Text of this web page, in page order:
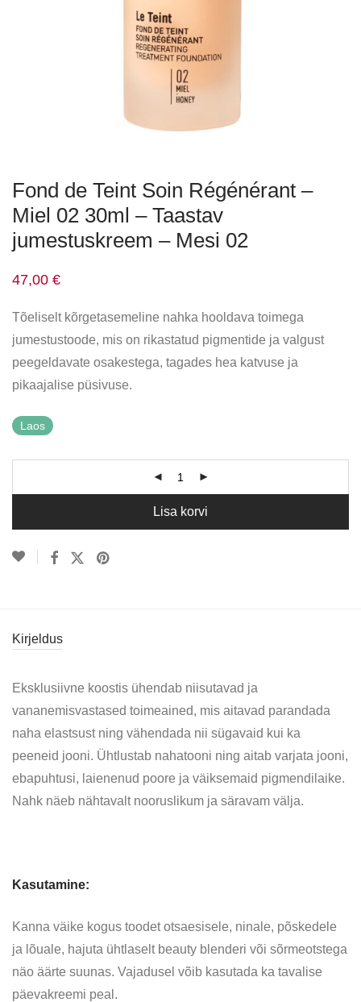
Fond de Teint Soin Régénérant –
Miel 02 30ml – Taastav
jumestuskreem – Mesi 02
47,00 €
Tõeliselt kõrgetasemeline nahka hooldava toimega
jumestustoode, mis on rikastatud pigmentide ja valgust
peegeldavate osakestega, tagades hea katvuse ja
pikaajalise püsivuse.
Laos
Lisa korvi
Kirjeldus
Eksklusiivne koostis ühendab niisutavad ja
vananemisvastased toimeained, mis aitavad parandada
naha elastsust ning vähendada nii sügavaid kui ka
peeneid jooni. Ühtlustab nahatooni ning aitab varjata jooni,
ebapuhtusi, laienenud poore ja väiksemaid pigmendilaike.
Nahk näeb nähtavalt nooruslikum ja säravam välja.
Kasutamine:
Kanna väike kogus toodet otsaesisele, ninale, põskedele
ja lõuale, hajuta ühtlaselt beauty blenderi või sõrmeotstega
näo äärte suunas. Vajadusel võib kasutada ka tavalise
päevakreemi peal.